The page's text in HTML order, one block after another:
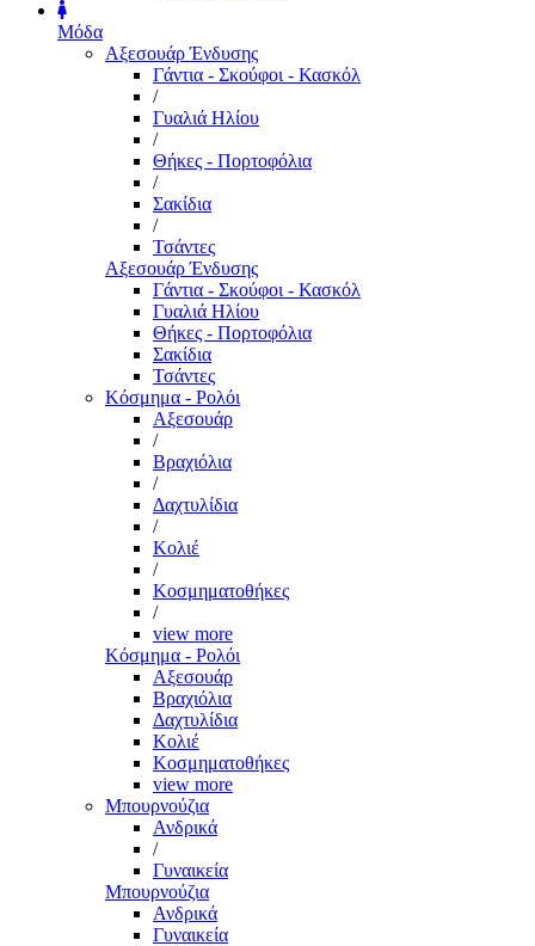
Μόδα
Αξεσουάρ Ένδυσης
Γάντια - Σκούφοι - Κασκόλ
/
Γυαλιά Ηλίου
/
Θήκες - Πορτοφόλια
/
Σακίδια
/
Τσάντες
Αξεσουάρ Ένδυσης
Γάντια - Σκούφοι - Κασκόλ
Γυαλιά Ηλίου
Θήκες - Πορτοφόλια
Σακίδια
Τσάντες
Κόσμημα - Ρολόι
Αξεσουάρ
/
Βραχιόλια
/
Δαχτυλίδια
/
Κολιέ
/
Κοσμηματοθήκες
/
view more
Κόσμημα - Ρολόι
Αξεσουάρ
Βραχιόλια
Δαχτυλίδια
Κολιέ
Κοσμηματοθήκες
view more
Μπουρνούζια
Ανδρικά
/
Γυναικεία
Μπουρνούζια
Ανδρικά
Γυναικεία